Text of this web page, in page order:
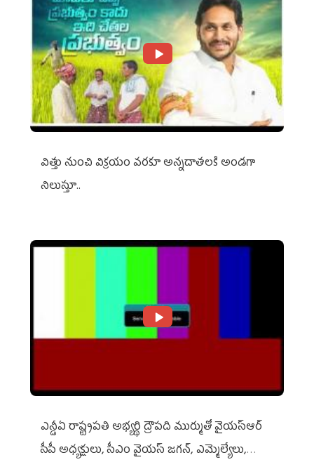
విత్తు నుంచి విక్రయం వరకూ అన్నదాతలకి అండగా
నిలుస్తూ..
ఎన్డీఏ రాష్ట్ర‌ప‌తి అభ్య‌ర్థి ద్రౌప‌ది ముర్ముతో వైయ‌స్ఆర్
సీపీ అధ్య‌క్షులు, సీఎం వైయ‌స్ జ‌గ‌న్, ఎమ్మెల్యేలు,